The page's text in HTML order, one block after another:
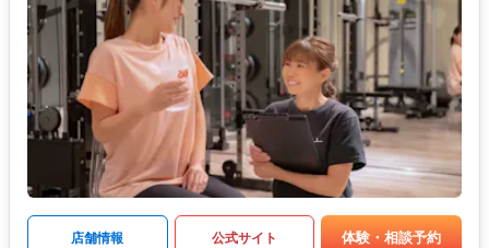
店舗情報 公式サイト 体験・相談予約